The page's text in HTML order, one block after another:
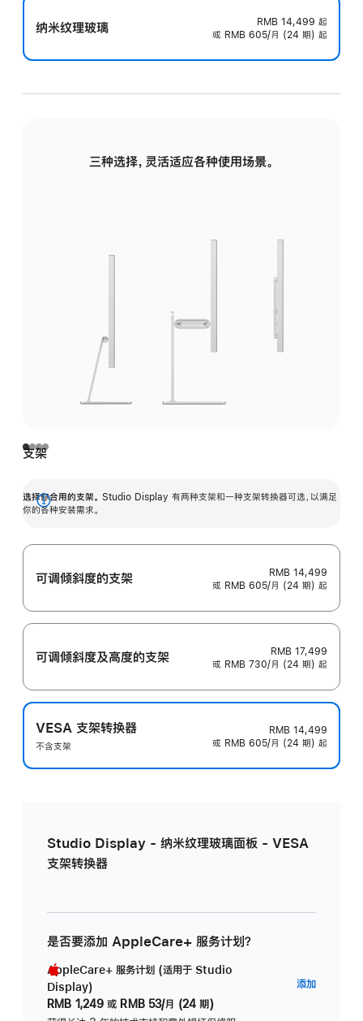
纳米纹理玻璃 RMB 14,499 起
或 RMB 605/月 (24 期) 起
三种选择，灵活适应各种使用场景。
支架
选择你合用的支架。 Studio Display 有两种支架和一种支架转换器可选，以满足
你的各种安装需求。
展
可调倾斜度的支架
RMB 14,499
或 RMB 605/月 (24 期) 起
可调倾斜度及高‍度的支‍架
RMB 17,499
或 RMB 730/月 (24 期) 起
VESA 支架转换器
不含支架
RMB 14,499
或 RMB 605/月 (24 期) 起
Studio Display - 纳米纹理玻璃面板 - VESA
支架转换器
是否要添加 AppleCare+ 服务计划？
AppleCare+ 服务计划 (适用于 Studio
Display)
RMB 1,249 或 RMB 53/月 (24 期)
添加